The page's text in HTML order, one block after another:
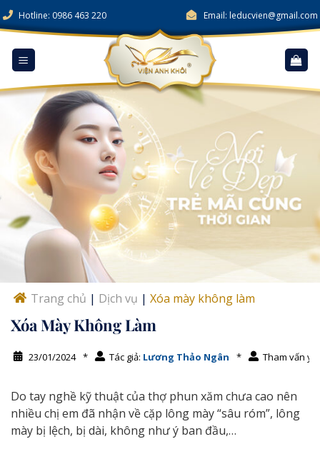
Skip
to
Hotline: 0986 463 220 Email: leducvien@gmail.com
Trang chủ | Dịch vụ | Xóa mày không làm
Xóa Mày Không Làm
23/01/2024 * Tác giả: Lương Thảo Ngân * Tham vấn y
Do tay nghề kỹ thuật của thợ phun xăm chưa cao nên
nhiều chị em đã nhận về cặp lông mày “sâu róm”, lông
mày bị lệch, bị dài, không như ý ban đầu,…